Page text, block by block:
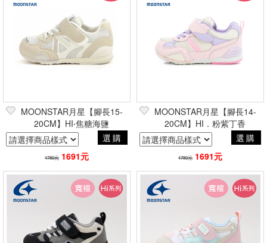
MOONSTAR月星【腳長15-
20CM】HI‧焦糖海鹽
選購
1780元 1691元
MOONSTAR月星【腳長14-
20CM】HI．粉紫丁香
選購
1780元 1691元